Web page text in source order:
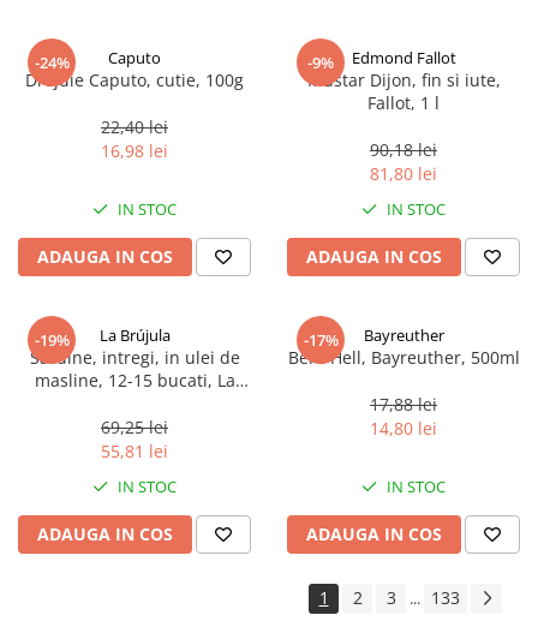
-24% Caputo
Drojdie Caputo, cutie, 100g
22,40 lei
16,98 lei
IN STOC
ADAUGA IN COS
-9% Edmond Fallot
Mustar Dijon, fin si iute,
Fallot, 1 l
90,18 lei
81,80 lei
IN STOC
ADAUGA IN COS
-19% La Brújula
Sardine, intregi, in ulei de
masline, 12-15 bucati, La
69,25 lei
55,81 lei
IN STOC
ADAUGA IN COS
-17% Bayreuther
Bere Hell, Bayreuther, 500ml
17,88 lei
14,80 lei
IN STOC
ADAUGA IN COS
1 2 3 ... 133